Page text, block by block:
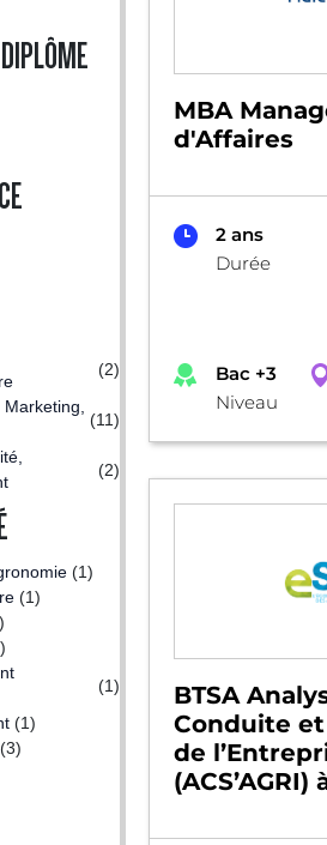
(2)
(11)
(2)
(1)
(1)
(1)
(1)
(3)
MBA
d'Affaires
2 ans
Durée
Bac +3
Niveau
BTSA
Conduite
de